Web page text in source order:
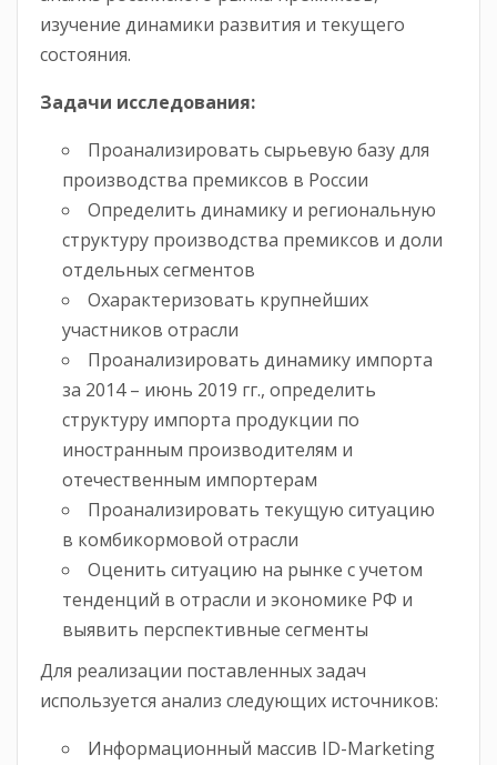
изучение динамики развития и текущего
состояния.
Задачи исследования:
Проанализировать сырьевую базу для
производства премиксов в России
Определить динамику и региональную
структуру производства премиксов и доли
отдельных сегментов
Охарактеризовать крупнейших
участников отрасли
Проанализировать динамику импорта
за 2014 – июнь 2019 гг., определить
структуру импорта продукции по
иностранным производителям и
отечественным импортерам
Проанализировать текущую ситуацию
в комбикормовой отрасли
Оценить ситуацию на рынке с учетом
тенденций в отрасли и экономике РФ и
выявить перспективные сегменты
Для реализации поставленных задач
используется анализ следующих источников:
Информационный массив ID-Marketing